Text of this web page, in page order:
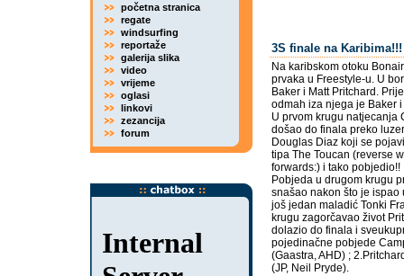
početna stranica
regate
windsurfing
reportaže
galerija slika
video
vrijeme
oglasi
linkovi
zezancija
forum
3S finale na Karibima!!!
Na karibskom otoku
prvaka u Freestyle-u. U
Baker i Matt Pritchard.
odmah iza njega je Baker
U prvom krugu natjecanja
došao do finala preko
Douglas Diaz koji se
tipa The Toucan (reverse
forwards:) i tako pobjedio!!
Pobjeda u drugom krugu
snašao nakon što je ispao
još jedan maladić Tonki
krugu zagorčavao život
dolazio do finala i
pojedinačne pobjede
(Gaastra, AHD) ;
(JP, Neil Pryde).